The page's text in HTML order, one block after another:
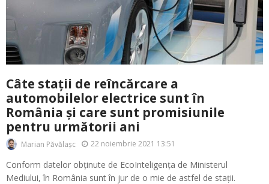
Câte stații de reîncărcare a
automobilelor electrice sunt în
România și care sunt promisiunile
pentru următorii ani
Marian Păvălașc 22 noiembrie 2021 13:51
Conform datelor obținute de EcoInteligența de Ministerul
Mediului, în România sunt în jur de o mie de astfel de stații.